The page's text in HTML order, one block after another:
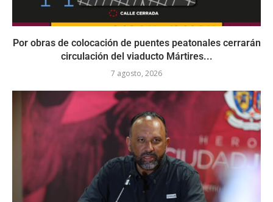
Por obras de colocación de puentes peatonales cerrarán
circulación del viaducto Mártires...
7 agosto, 2026